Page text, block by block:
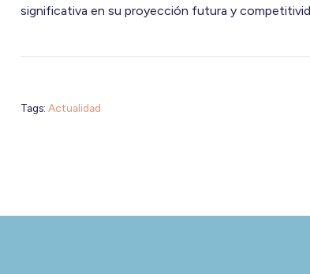
significativa en su proyección futura y
Tags:Actualidad